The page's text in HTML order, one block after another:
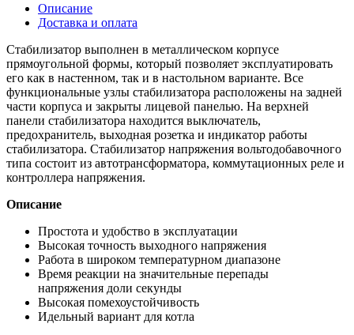
Описание
Доставка и оплата
Стабилизатор выполнен в металлическом корпусе
прямоугольной формы, который позволяет эксплуатировать
его как в настенном, так и в настольном варианте. Все
функциональные узлы стабилизатора расположены на задней
части корпуса и закрыты лицевой панелью. На верхней
панели стабилизатора находится выключатель,
предохранитель, выходная розетка и индикатор работы
стабилизатора. Стабилизатор напряжения вольтодобавочного
типа состоит из автотрансформатора, коммутационных реле и
контроллера напряжения.
Описание
Простота и удобство в эксплуатации
Высокая точность выходного напряжения
Работа в широком температурном диапазоне
Время реакции на значительные перепады
напряжения доли секунды
Высокая помехоустойчивость
Идельный вариант для котла